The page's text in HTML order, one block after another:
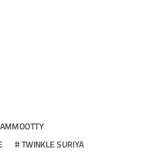
TWINKLE SURIYA